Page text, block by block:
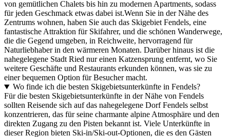
von gemütlichen Chalets bis hin zu modernen Apartments, sodass
für jeden Geschmack etwas dabei ist.Wenn Sie in der Nähe des
Zentrums wohnen, haben Sie auch das Skigebiet Fendels, eine
fantastische Attraktion für Skifahrer, und die schönen Wanderwege,
die die Gegend umgeben, in Reichweite, hervorragend für
Naturliebhaber in den wärmeren Monaten. Darüber hinaus ist die
nahegelegene Stadt Ried nur einen Katzensprung entfernt, wo Sie
weitere Geschäfte und Restaurants erkunden können, was sie zu
einer bequemen Option für Besucher macht.
Wo finde ich die besten Skigebietsunterkünfte in Fendels?
Für die besten Skigebietsunterkünfte in der Nähe von Fendels
sollten Reisende sich auf das nahegelegene Dorf Fendels selbst
konzentrieren, das für seine charmante alpine Atmosphäre und den
direkten Zugang zu den Pisten bekannt ist. Viele Unterkünfte in
dieser Region bieten Ski-in/Ski-out-Optionen, die es den Gästen